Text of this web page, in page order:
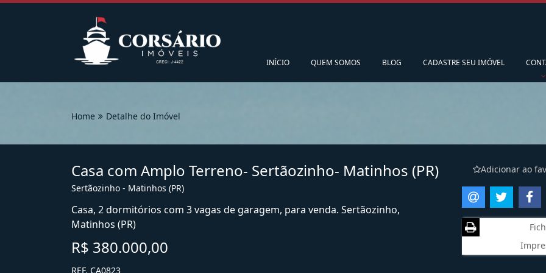
INÍCIO QUEM SOMOS BLOG CADASTRE SEU IMÓVEL
Home Detalhe do Imóvel
Casa com Amplo Terreno- Sertãozinho- Matinhos (PR)
Sertãozinho - Matinhos (PR)
Casa, 2 dormitórios com 3 vagas de garagem, para venda. Sertãozinho,
Matinhos (PR)
R$ 380.000,00
REF. CA0823
Adicionar ao